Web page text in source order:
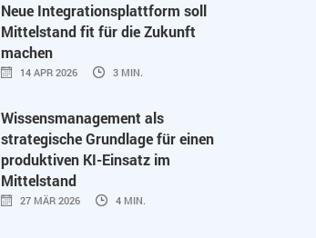
Neue Integrationsplattform soll
Mittelstand fit für die Zukunft
machen
14 APR 2026 3 MIN.
Wissensmanagement als
strategische Grundlage für einen
produktiven KI-Einsatz im
Mittelstand
27 MÄR 2026 4 MIN.